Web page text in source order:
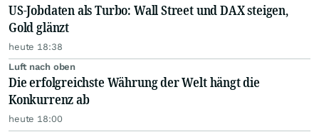
US-Jobdaten als Turbo: Wall Street und DAX steigen,
Gold glänzt
heute 18:38
Luft nach oben
Die erfolgreichste Währung der Welt hängt die
Konkurrenz ab
heute 18:00